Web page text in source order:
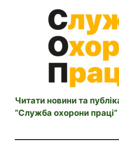
Читати новини та
“Служба охорони праці”